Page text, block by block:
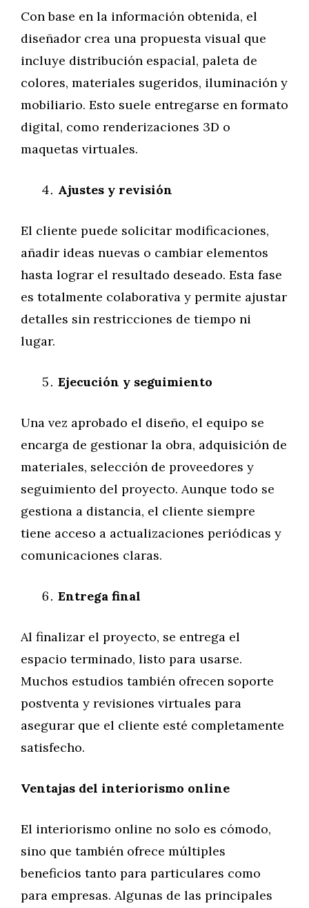
Con base en la información obtenida, el
diseñador crea una propuesta visual que
incluye distribución espacial, paleta de
colores, materiales sugeridos, iluminación y
mobiliario. Esto suele entregarse en formato
digital, como renderizaciones 3D o
maquetas virtuales.
Ajustes y revisión
El cliente puede solicitar modificaciones,
añadir ideas nuevas o cambiar elementos
hasta lograr el resultado deseado. Esta fase
es totalmente colaborativa y permite ajustar
detalles sin restricciones de tiempo ni
lugar.
Ejecución y seguimiento
Una vez aprobado el diseño, el equipo se
encarga de gestionar la obra, adquisición de
materiales, selección de proveedores y
seguimiento del proyecto. Aunque todo se
gestiona a distancia, el cliente siempre
tiene acceso a actualizaciones periódicas y
comunicaciones claras.
Entrega final
Al finalizar el proyecto, se entrega el
espacio terminado, listo para usarse.
Muchos estudios también ofrecen soporte
postventa y revisiones virtuales para
asegurar que el cliente esté completamente
satisfecho.
Ventajas del interiorismo online
El interiorismo online no solo es cómodo,
sino que también ofrece múltiples
beneficios tanto para particulares como
para empresas. Algunas de las principales